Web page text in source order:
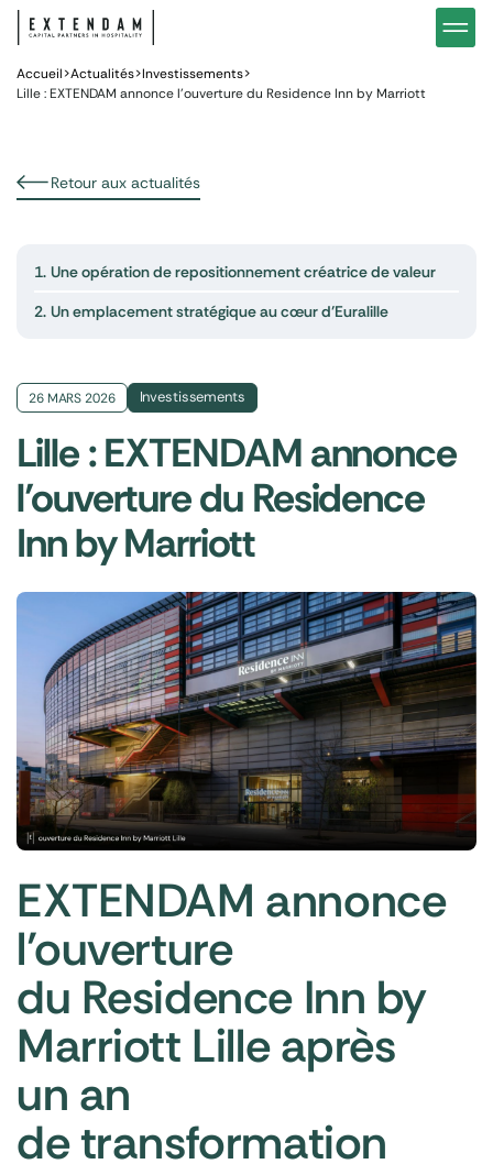
Notre stratégie d’investissements hôteliers Nos
Investir
Pourquoi investir dans l’hôtellerie ?
Vous êtes
Accueil>Actualités>Investissements>
Lille : EXTENDAM annonce l’ouverture du Residence Inn by Marriott
Retour aux actualités
1. Une opération de repositionnement créatrice de valeur
2. Un emplacement stratégique au cœur d’Euralille
26 MARS 2026 Investissements
Lille : EXTENDAM annonce
l’ouverture du Residence
Inn by Marriott
EXTENDAM annonce
l’ouverture
du Residence Inn by
Marriott Lille après
un an
de transformation